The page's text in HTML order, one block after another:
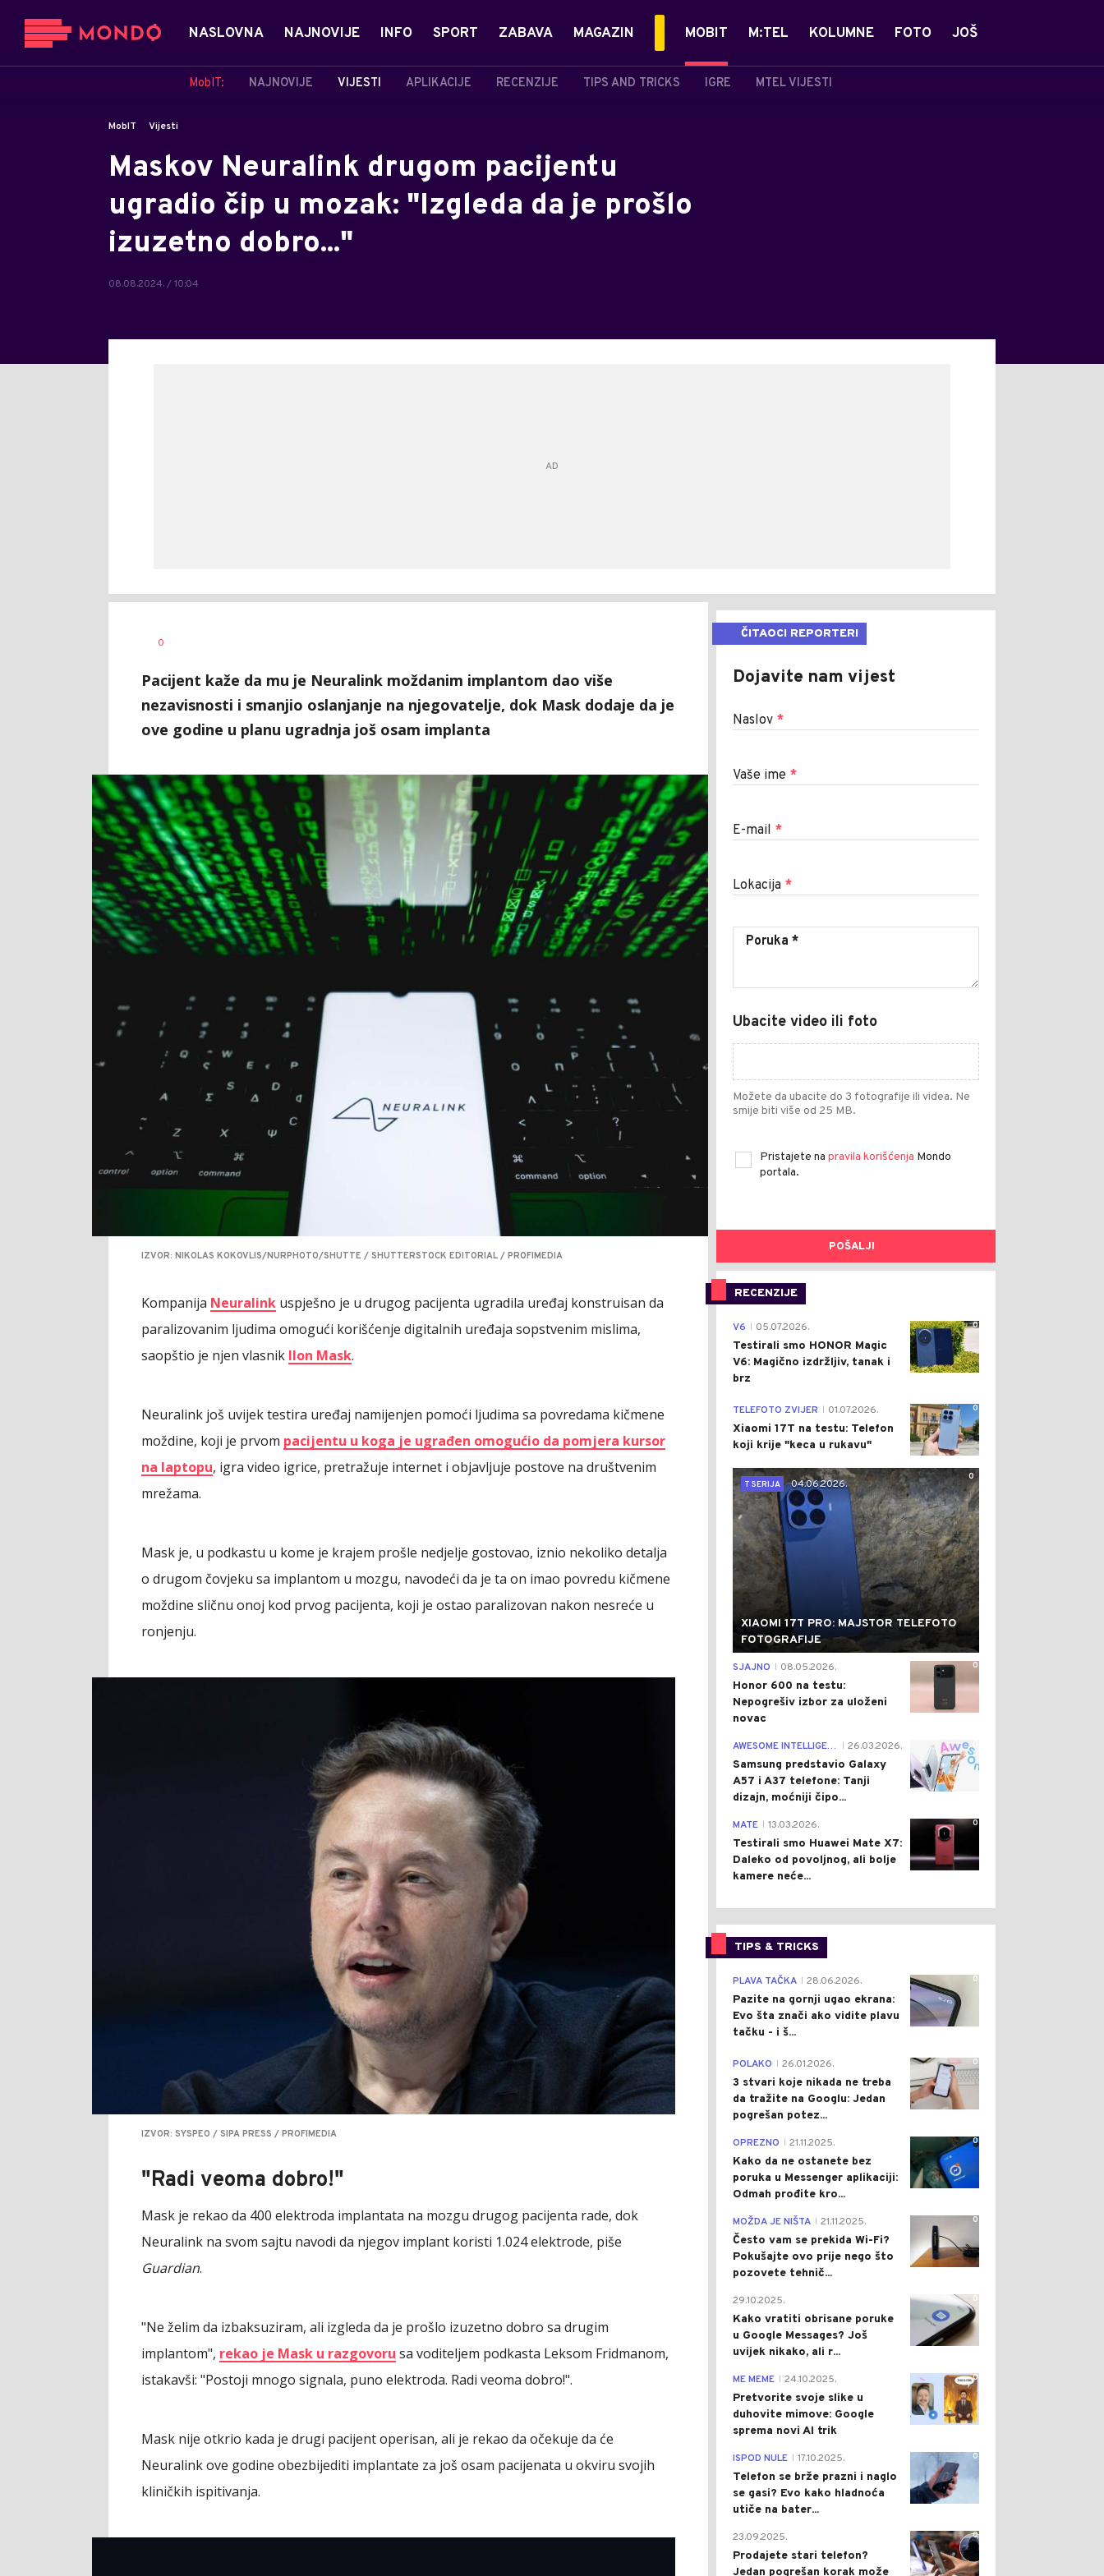
NASLOVNA NAJNOVIJE INFO SPORT ZABAVA MAGAZIN MOBIT
MobIT: NAJNOVIJE VIJESTI APLIKACIJE RECENZIJE TIPS AND TRICKS IGRE MTEL VIJESTI
M:TEL KOLUMNE FOTO JOŠ
MobIT Vijesti
Maskov Neuralink drugom pacijentu
ugradio čip u mozak: "Izgleda da je prošlo
izuzetno dobro..."
08.08.2024. / 10:04
AUTOR
0
Pacijent kaže da mu je Neuralink moždanim implantom dao više
nezavisnosti i smanjio oslanjanje na njegovatelje, dok Mask dodaje da je
ove godine u planu ugradnja još osam implanta
IZVOR: NIKOLAS KOKOVLIS/NURPHOTO/SHUTTE / SHUTTERSTOCK EDITORIAL / PROFIMEDIA
Kompanija Neuralink uspješno je u drugog pacijenta ugradila uređaj konstruisan da
paralizovanim ljudima omogući korišćenje digitalnih uređaja sopstvenim mislima,
saopštio je njen vlasnik Ilon Mask.
Neuralink još uvijek testira uređaj namijenjen pomoći ljudima sa povredama kičmene
moždine, koji je prvom pacijentu u koga je ugrađen omogućio da pomjera kursor
na laptopu, igra video igrice, pretražuje internet i objavljuje postove na društvenim
mrežama.
Mask je, u podkastu u kome je krajem prošle nedjelje gostovao, iznio nekoliko detalja
o drugom čovjeku sa implantom u mozgu, navodeći da je ta on imao povredu kičmene
moždine sličnu onoj kod prvog pacijenta, koji je ostao paralizovan nakon nesreće u
ronjenju.
IZVOR: SYSPEO / SIPA PRESS / PROFIMEDIA
"Radi veoma dobro!"
Mask je rekao da 400 elektroda implantata na mozgu drugog pacijenta rade, dok
Neuralink na svom sajtu navodi da njegov implant koristi 1.024 elektrode, piše
Guardian.
"Ne želim da izbaksuziram, ali izgleda da je prošlo izuzetno dobro sa drugim
implantom", rekao je Mask u razgovoru sa voditeljem podkasta Leksom Fridmanom,
istakavši: "Postoji mnogo signala, puno elektroda. Radi veoma dobro!".
Mask nije otkrio kada je drugi pacijent operisan, ali je rekao da očekuje da će
Neuralink ove godine obezbijediti implantate za još osam pacijenata u okviru svojih
kliničkih ispitivanja.
ČITAOCI REPORTERI
Dojavite nam vijest
Naslov *
Vaše ime *
E-mail *
Lokacija *
Ubacite video ili foto
Možete da ubacite do 3 fotografije ili videa. Ne
smije biti više od 25 MB.
Pristajete na pravila korišćenja Mondo
portala.
POŠALJI
RECENZIJE
0
V6 05.07.2026.
Testirali smo HONOR Magic
V6: Magično izdržljiv, tanak i
brz
0
TELEFOTO ZVIJER 01.07.2026.
Xiaomi 17T na testu: Telefon
koji krije "keca u rukavu"
0
T SERIJA
04.06.2026.
XIAOMI 17T PRO: MAJSTOR TELEFOTO
FOTOGRAFIJE
0
SJAJNO 08.05.2026.
Honor 600 na testu:
Nepogrešiv izbor za uloženi
novac
AWESOME INTELLIGENCE 26.03.2026.
Samsung predstavio Galaxy
A57 i A37 telefone: Tanji
dizajn, moćniji čipo...
0
MATE 13.03.2026.
Testirali smo Huawei Mate X7:
Daleko od povoljnog, ali bolje
kamere neće...
TIPS & TRICKS
0
PLAVA TAČKA 28.06.2026.
Pazite na gornji ugao ekrana:
Evo šta znači ako vidite plavu
tačku - i š...
0
POLAKO 26.01.2026.
3 stvari koje nikada ne treba
da tražite na Googlu: Jedan
pogrešan potez...
0
OPREZNO 21.11.2025.
Kako da ne ostanete bez
poruka u Messenger aplikaciji:
Odmah prođite kro...
0
MOŽDA JE NIŠTA 21.11.2025.
Često vam se prekida Wi-Fi?
Pokušajte ovo prije nego što
pozovete tehnič...
0
29.10.2025.
Kako vratiti obrisane poruke
u Google Messages? Još
uvijek nikako, ali r...
0
ME MEME 24.10.2025.
Pretvorite svoje slike u
duhovite mimove: Google
sprema novi AI trik
0
ISPOD NULE 17.10.2025.
Telefon se brže prazni i naglo
se gasi? Evo kako hladnoća
utiče na bater...
0
23.09.2025.
Prodajete stari telefon?
Jedan pogrešan korak može